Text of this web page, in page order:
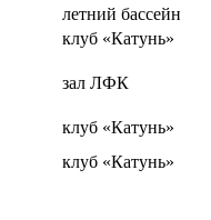
летний бассейн
клуб «Катунь»
зал ЛФК
клуб «Катунь»
клуб «Катунь»